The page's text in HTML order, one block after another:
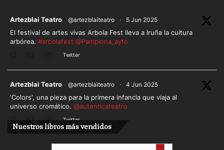
Artezblai Teatro @artezblaiteatro · 5 Jun 2025
El festival de artes vivas Arbola Fest lleva a Iruña la cultura
arbórea. #arbolafest @Pamplona_ayto
Twitter
Artezblai Teatro @artezblaiteatro · 4 Jun 2025
'Colors', una pieza para la primera infancia que viaja al
universo cromático. @autenticateatro
Twitter
Cargar más
Nuestros libros más vendidos